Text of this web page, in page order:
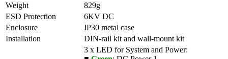
Weight
829g
ESD Protection
6KV DC
Enclosure
IP30 metal case
Installation
DIN-rail kit and wall-mount kit
3 x LED for System and Power: